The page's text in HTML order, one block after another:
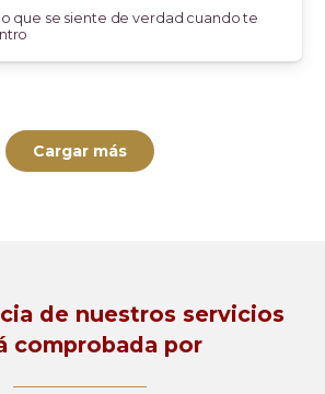
que se siente de verdad cuando te
Cargar más
de nuestros servicios
comprobada por